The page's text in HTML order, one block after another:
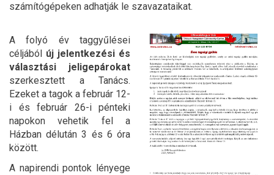
számítógépeken adhatják le szavazataikat.
A folyó év taggyűlései
céljából új jelentkezési és
választási jeligepárokat
szerkesztett a Tanács.
Ezeket a tagok a február 12-
i és február 26-i pénteki
napokon vehetik fel a
Házban délután 3 és 6 óra
között.
A napirendi pontok lényege